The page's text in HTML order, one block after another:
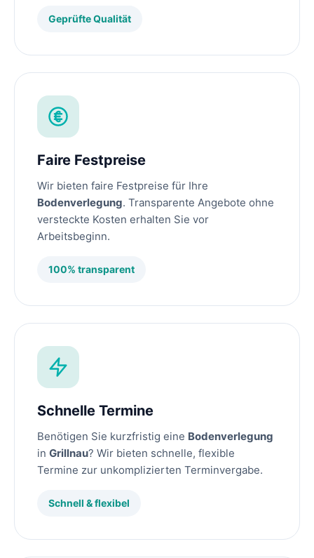
Geprüfte Qualität
Faire Festpreise
Wir bieten faire Festpreise für Ihre
Bodenverlegung. Transparente Angebote ohne
versteckte Kosten erhalten Sie vor
Arbeitsbeginn.
100% transparent
Schnelle Termine
Benötigen Sie kurzfristig eine Bodenverlegung
in Grillnau? Wir bieten schnelle, flexible
Termine zur unkomplizierten Terminvergabe.
Schnell & flexibel